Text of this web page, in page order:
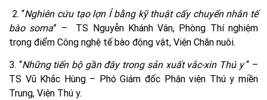
2. “Nghiên cứu tạo lợn Ỉ bằng kỹ thuật cấy chuyển nhân tế
bào soma” – TS Nguyễn Khánh Vân, Phòng Thí nghiệm
trọng điểm Công nghệ tế bào động vật, Viện Chăn nuôi.
3. “Những tiến bộ gần đây trong sản xuất vắc-xin Thú y“ –
TS Vũ Khắc Hùng – Phó Giám đốc Phân viện Thú y miền
Trung, Viện Thú y.